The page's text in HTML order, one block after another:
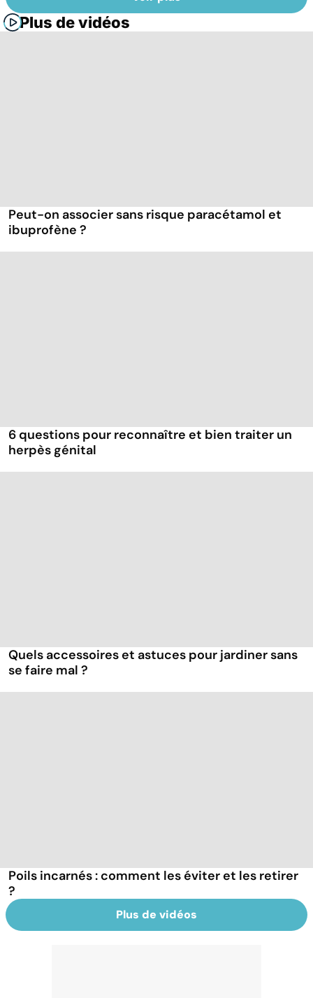
Plus de vidéos
Peut-on associer sans risque paracétamol et
ibuprofène ?
6 questions pour reconnaître et bien traiter un
herpès génital
Quels accessoires et astuces pour jardiner sans
se faire mal ?
Poils incarnés : comment les éviter et les retirer
?
Plus de vidéos